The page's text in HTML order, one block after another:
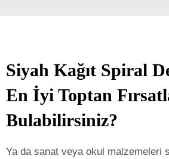
Siyah Kağıt Spiral
En İyi Toptan
Bulabilirsiniz?
Ya da sanat veya okul malzemeleri